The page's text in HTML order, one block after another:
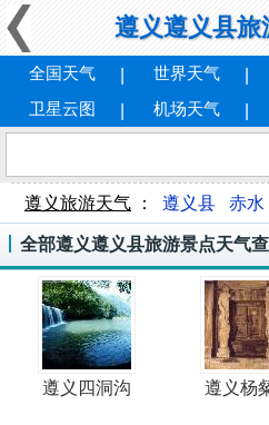
遵义遵义县旅
全国天气 世界天气
卫星云图
机场天气
遵义旅游天气 ： 遵义县 赤水
全部遵义遵义县旅游景点天气
遵义四洞沟 遵义杨